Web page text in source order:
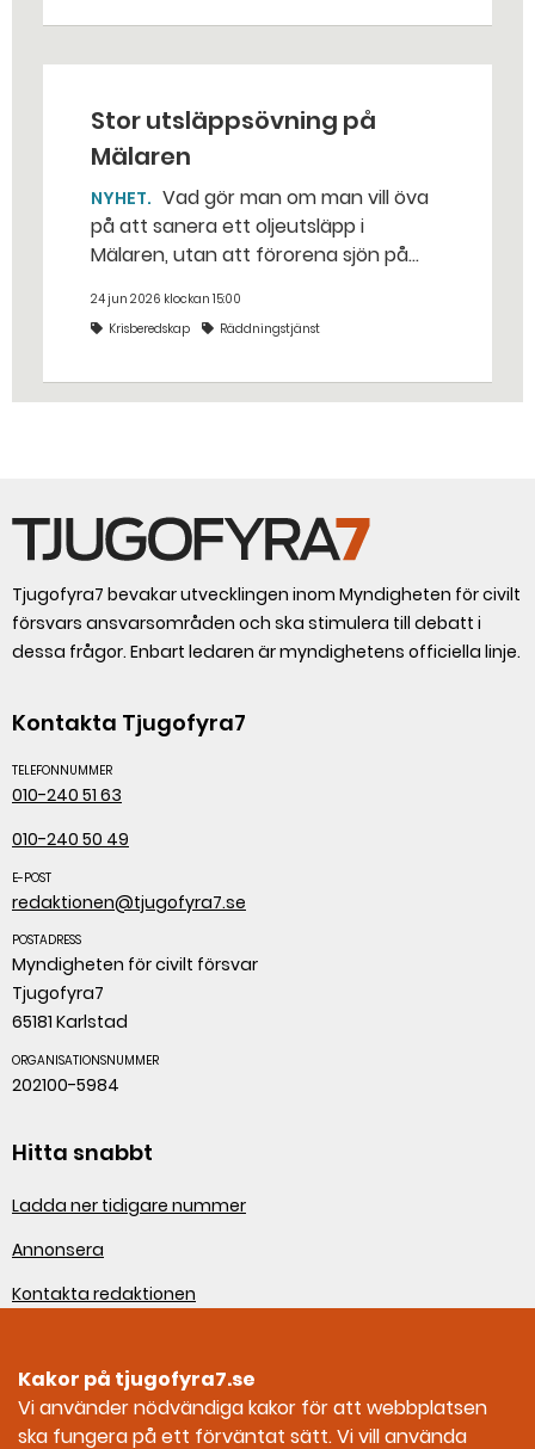
Stor utsläppsövning på
Mälaren
NYHET
på att sanera ett oljeutsläpp i
Mälaren, utan att förorena sjön på
stället. Det gjorde räddningstjänsten i
Eskilstuna – tio kubikmeter närmare
24 jun 2026 klockan 15:00
Krisberedskap
Räddningstjänst
Tjugofyra7 bevakar utvecklingen inom Myndigheten för civilt
försvars ansvarsområden och ska stimulera till debatt i
dessa frågor. Enbart ledaren är myndighetens officiella linje.
Kontakta Tjugofyra7
TELEFONNUMMER
010-240 51 63
010-240 50 49
E-POST
redaktionen@tjugofyra7.se
POSTADRESS
Myndigheten för civilt försvar
Tjugofyra7
65181 Karlstad
ORGANISATIONSNUMMER
202100-5984
Hitta snabbt
Ladda ner tidigare nummer
Annonsera
Kontakta redaktionen
Sociala medier
Kakor på tjugofyra7.se
Vi använder nödvändiga kakor för att webbplatsen
ska fungera på ett förväntat sätt. Vi vill använda